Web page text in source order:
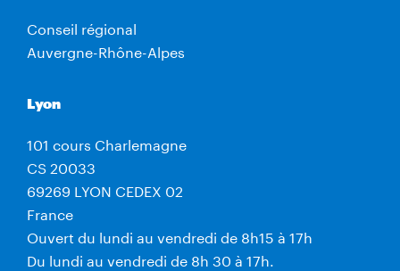
Conseil régional
Auvergne-Rhône-Alpes
Lyon
101 cours Charlemagne
CS 20033
69269 LYON CEDEX 02
France
Ouvert du lundi au vendredi de 8h15 à 17h
Du lundi au vendredi de 8h 30 à 17h.